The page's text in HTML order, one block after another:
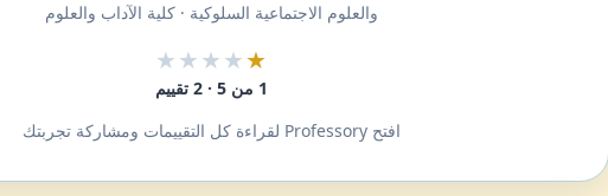
والعلوم الاجتماعية السلوكية · كلية الآداب والعلوم
★
★★★★
1 من 5 · 2 تقييم
افتح Professory لقراءة كل التقييمات ومشاركة تجربتك